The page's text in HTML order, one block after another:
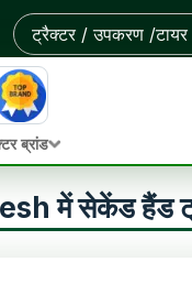
ब्रांड
में सेकेंड हैंड